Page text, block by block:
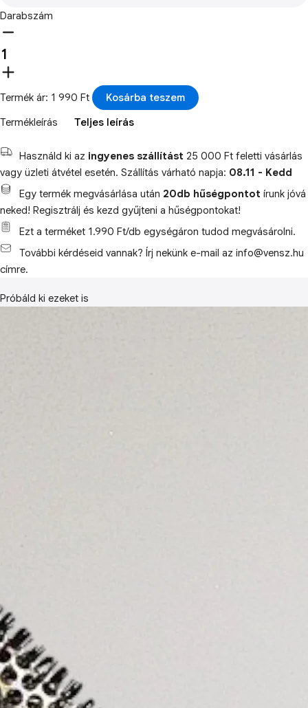
Darabszám
Termék ár: 1 990 Ft
Kosárba teszem
Termékleírás
Teljes leírás
Használd ki az ingyenes szállítást 25 000 Ft feletti vásárlás
vagy üzleti átvétel esetén. Szállítás várható napja: 08.11 - Kedd
Egy termék megvásárlása után 20db hűségpontot írunk jóvá
neked! Regisztrálj és kezd gyűjteni a hűségpontokat!
Ezt a terméket 1.990 Ft/db egységáron tudod megvásárolni.
További kérdéseid vannak? Írj nekünk e-mail az info@vensz.hu
címre.
Próbáld ki ezeket is